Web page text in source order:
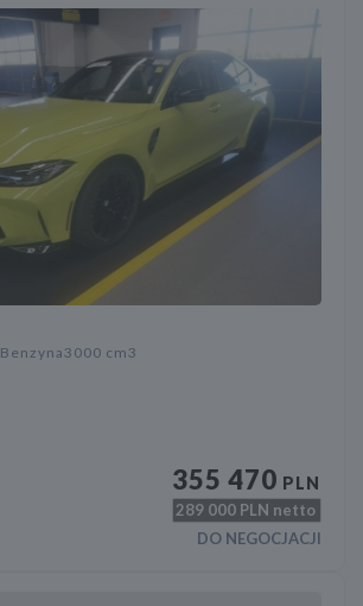
Benzyna3000 cm3
355 470 PLN
289 000 PLN netto
DO NEGOCJACJI